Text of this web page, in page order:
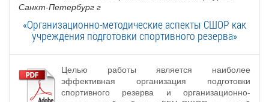
Санкт-Петербург г
«Организационно-методические аспекты СШОР как
учреждения подготовки спортивного резерва»
Целью работы является наиболее
эффективная организация подготовки
спортивного резерва и организационно-